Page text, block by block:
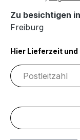
Zu besichtigen
Freiburg
Hier Lieferzeit